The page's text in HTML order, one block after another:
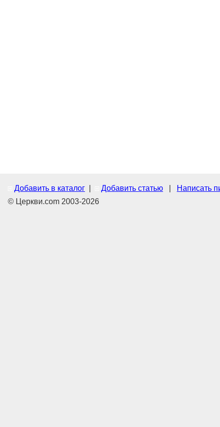
Добавить в каталог Добавить статью
Написать
© Церкви.com 2003-2026